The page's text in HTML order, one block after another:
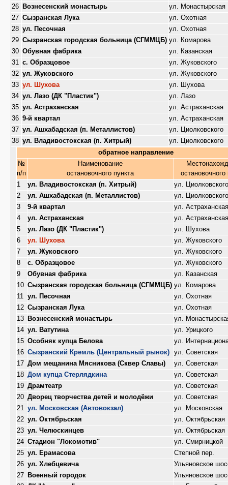
26
Вознесенский монастырь
ул. Монастырская
27 Сызранская Лука
ул. Охотная
28 ул. Песочная
ул. Охотная
29 Сызранская городская больница (СГММЦБ) ул. Комарова
30 Обувная фабрика
ул. Казанская
31 с. Образцовое
ул. Жуковского
32 ул. Жуковского
ул. Жуковского
33 ул. Шухова
ул. Шухова
34 ул. Лазо (ДК "Пластик")
ул. Лазо
35 ул. Астраханская
ул. Астраханская
36 9-й квартал
ул. Астраханская
37 ул. Ашхабадская (п. Металлистов)
ул. Циолковского
38 ул. Владивостокская (п. Хитрый)
ул. Циолковского
обратное направление
№
п/п
Наименование
остановочного пункта
остановочного
1
ул. Владивостокская (п. Хитрый)
ул.
2
ул. Ашхабадская (п. Металлистов)
ул.
3
9-й квартал
ул.
4
ул. Астраханская
ул.
5
ул. Лазо (ДК "Пластик")
ул. Шухова
6
ул. Шухова
ул. Жуковского
7
ул. Жуковского
ул. Жуковского
8
с. Образцовое
ул. Жуковского
9
Обувная фабрика
ул. Казанская
10 Сызранская городская больница (СГММЦБ) ул. Комарова
11
ул. Песочная
ул. Охотная
12 Сызранская Лука
ул. Охотная
13
Вознесенский монастырь
ул.
14 ул. Ватутина
ул. Урицкого
15 Особняк купца Белова
ул.
16 Сызранский Кремль (Центральный рынок)
ул. Советская
17 Дом мещанина Мясникова (Сквер Славы)
ул. Советская
18 Дом купца Стерлядкина
ул. Советская
19 Драмтеатр
ул. Советская
20 Дворец творчества детей и молодёжи
ул. Советская
21 ул. Московская (Автовокзал)
ул. Московская
22 ул. Октябрьская
ул. Октябрьская
23 ул. Челюскинцев
ул. Октябрьская
24 Стадион "Локомотив"
ул. Смирницкой
25 ул. Ерамасова
Степной пер.
26 ул. Хлебцевича
Ульяновское
27
Военный городок
Ульяновское